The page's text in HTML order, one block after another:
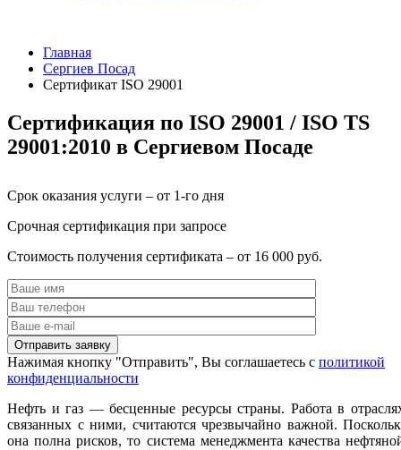
Главная
Сергиев Посад
Сертификат ISO 29001
Сертификация по ISO 29001 / ISO TS
29001:2010 в Сергиевом Посаде
Срок оказания услуги – от 1-го дня
Срочная сертификация при запросе
Стоимость получения сертификата – от 16 000 руб.
Нажимая кнопку "Отправить", Вы соглашаетесь с политикой
конфиденциальности
Нефть и газ — бесценные ресурсы страны. Работа в
связанных с ними, считаются чрезвычайно важной.
она полна рисков, то система менеджмента качества